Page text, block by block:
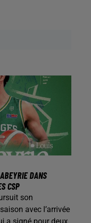
DANS
CSP
son
avec l’arrivée